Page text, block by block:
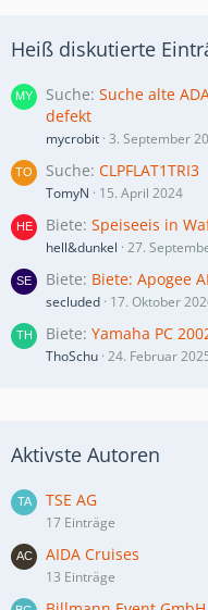
Heiß diskutierte
Suche Suche alte
defekt
mycrobit 3. September
Suche CLPFLAT1TRI3
TomyN 15. April 2024
Biete Speiseeis in
hell&dunkel 27.
Biete Biete: Apogee
secluded 17. Oktober
Biete Yamaha PC
ThoSchu 24. Februar
Aktivste Autoren
TSE AG
17 Einträge
AIDA Cruises
13 Einträge